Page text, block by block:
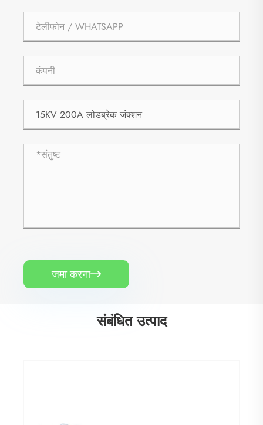
जमा करना
संबंधित उत्पाद